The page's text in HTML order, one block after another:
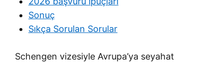
Sonuç
Sıkça Sorulan Sorular
Schengen vizesiyle Avrupa’ya seyahat